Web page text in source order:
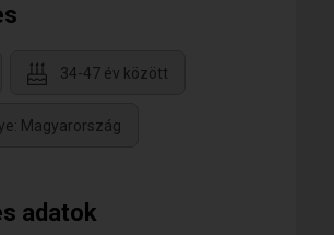
34-47 év között
Magyarország
adatok